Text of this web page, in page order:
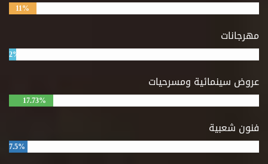
11%
مهرجانات
2%
عروض سينمائية ومسرحيات
17.73%
فنون شعبية
7.5%